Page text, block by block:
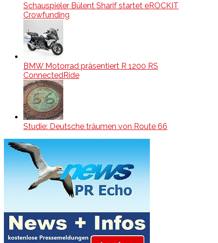
Schauspieler Bülent Sharif startet eROCKIT
Crowfunding
BMW Motorrad präsentiert R 1200 RS
ConnectedRide
Studie: Deutsche träumen von Route 66